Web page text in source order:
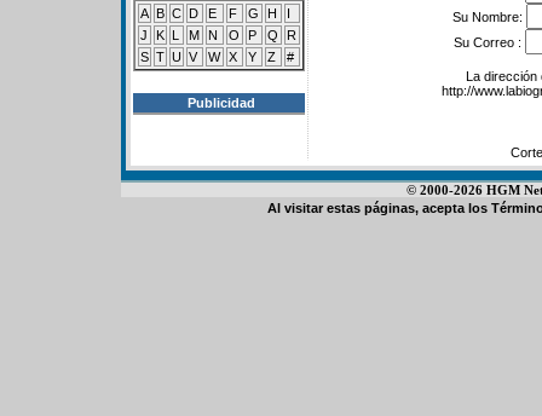
A B C D E F G H
I
J
K L M N O P Q
R
S T U V W X Y Z #
Publicidad
Su Nombre:
Su Correo :
La dirección
http://
© 2000-2026 HGM
Al visitar estas páginas, acepta los